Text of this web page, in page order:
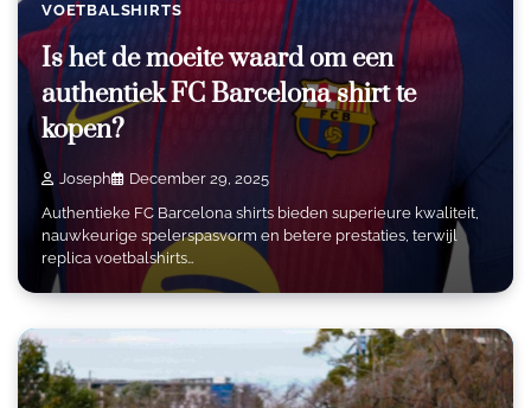
VOETBALSHIRTS
Is het de moeite waard om een
authentiek FC Barcelona shirt te
kopen?
Joseph
December 29, 2025
Authentieke FC Barcelona shirts bieden superieure kwaliteit,
nauwkeurige spelerspasvorm en betere prestaties, terwijl
replica voetbalshirts…